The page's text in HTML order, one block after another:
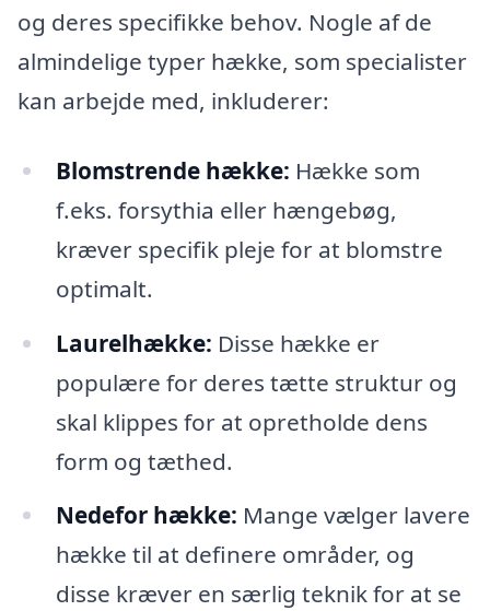
og deres specifikke behov. Nogle af de
almindelige typer hække, som specialister
kan arbejde med, inkluderer:
Blomstrende hække: Hække som
f.eks. forsythia eller hængebøg,
kræver specifik pleje for at blomstre
optimalt.
Laurelhække: Disse hække er
populære for deres tætte struktur og
skal klippes for at opretholde dens
form og tæthed.
Nedefor hække: Mange vælger lavere
hække til at definere områder, og
disse kræver en særlig teknik for at se